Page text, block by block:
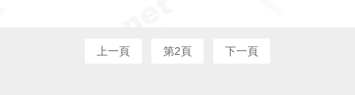
上一頁 第2頁 下一頁